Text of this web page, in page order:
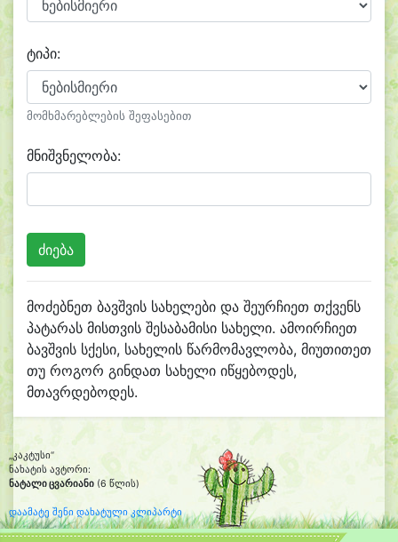
ტიპი:
მომხმარებლების შეფასებით
მნიშვნელობა:
მოძებნეთ ბავშვის სახელები და შეურჩიეთ თქვენს
პატარას მისთვის შესაბამისი სახელი. ამოირჩიეთ
ბავშვის სქესი, სახელის წარმომავლობა, მიუთითეთ
თუ როგორ გინდათ სახელი იწყებოდეს,
მთავრდებოდეს.
„კაკტუსი“
ნახატის ავტორი:
ნატალი ცვარიანი (6 წლის)
დაამატე შენი დახატული კლიპარტი